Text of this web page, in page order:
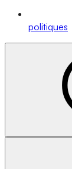
politiques